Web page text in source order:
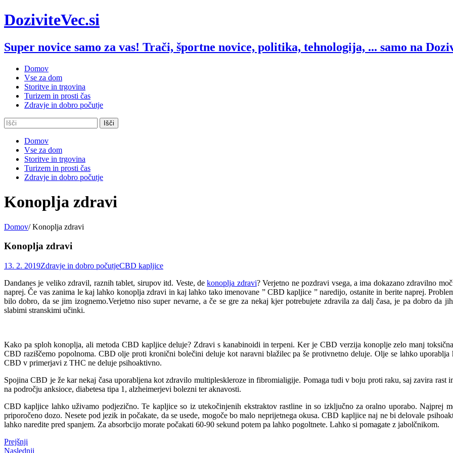
Skip
to
DoziviteVec.si
Super novice samo za vas! Trači, športne novice, politika, tehnologija, ... samo na
Domov
Vse za dom
Storitve in trgovina
Turizem in prosti čas
Zdravje in dobro počutje
Domov
Vse za dom
Storitve in trgovina
Turizem in prosti čas
Zdravje in dobro počutje
Konoplja zdravi
Domov/Konoplja zdravi
Konoplja zdravi
13. 2. 2019Zdravje in dobro počutjeCBD kapljice
Dandanes je veliko zdravil, raznih tablet, sirupov itd. Veste, dekonoplja zdravi? Verjetno ne pozdravi vsega, a ima dokazano zdravilno
naprej. Če vas zanima le kaj lahko konoplja zdravi in kaj lahko tako imenovane ” CBD kapljice ” naredijo, ostanite in berite naprej.
bilo dobro, da se jim izognemo.Verjetno niso super nevarne, a če se gre za nekaj kjer potrebujete zdravila za dalj časa, je pa dobro da
slabimi stranskimi učinki.
Kako pa sploh konoplja, ali metoda CBD kapljice deluje? Zdravi s kanabinoidi in terpeni. Ker je CBD verzija konoplje zelo manj
CBD raziščemo popolnoma. CBD olje proti kronični bolečini deluje kot naravni blažilec pa še protivnetno deluje. Olje se lahko
CBD v primerjavi z THC ne deluje psihoaktivno.
Spojina CBD je že kar nekaj časa uporabljena kot zdravilo multipleskleroze in fibromialigije. Pomaga tudi v boju proti raku, saj zavira
na področju anksioce, diabetesa tipa 1, alzheimerjevi bolezni ter aknavosti.
CBD kapljice lahko uživamo podjezično. Te kapljice so iz utekočinjenih ekstraktov rastline in so izključno za oralno uporabo. Najprej
priporočeno dozo. Nesete pod jezik in počakate, da se usede, mogoče bo malo neprijetnega okusa. CBD kapljice naj ne bi delovale
lahko naredite pred spanjem. Za absorbcijo morate počakati 60-90 sekund potem pa lahko pogoltnete. Lahko si pomagate z jabolčnikom.
Prejšnji
Naslednji